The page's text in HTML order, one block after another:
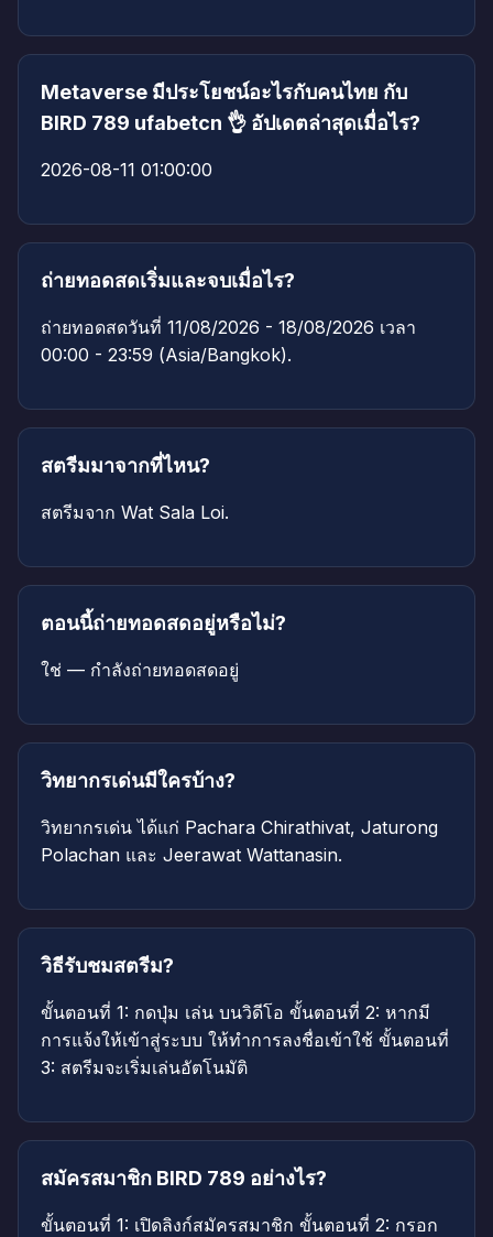
Metaverse มีประโยชน์อะไรกับคนไทย กับ
BIRD 789 ufabetcn 👌 อัปเดตล่าสุดเมื่อไร?
2026-08-11 01:00:00
ถ่ายทอดสดเริ่มและจบเมื่อไร?
ถ่ายทอดสดวันที่ 11/08/2026 - 18/08/2026 เวลา
00:00 - 23:59 (Asia/Bangkok).
สตรีมมาจากที่ไหน?
สตรีมจาก Wat Sala Loi.
ตอนนี้ถ่ายทอดสดอยู่หรือไม่?
ใช่ — กำลังถ่ายทอดสดอยู่
วิทยากรเด่นมีใครบ้าง?
วิทยากรเด่น ได้แก่ Pachara Chirathivat, Jaturong
Polachan และ Jeerawat Wattanasin.
วิธีรับชมสตรีม?
ขั้นตอนที่ 1: กดปุ่ม เล่น บนวิดีโอ ขั้นตอนที่ 2: หากมี
การแจ้งให้เข้าสู่ระบบ ให้ทำการลงชื่อเข้าใช้ ขั้นตอนที่
3: สตรีมจะเริ่มเล่นอัตโนมัติ
สมัครสมาชิก BIRD 789 อย่างไร?
ขั้นตอนที่ 1: เปิดลิงก์สมัครสมาชิก ขั้นตอนที่ 2: กรอก